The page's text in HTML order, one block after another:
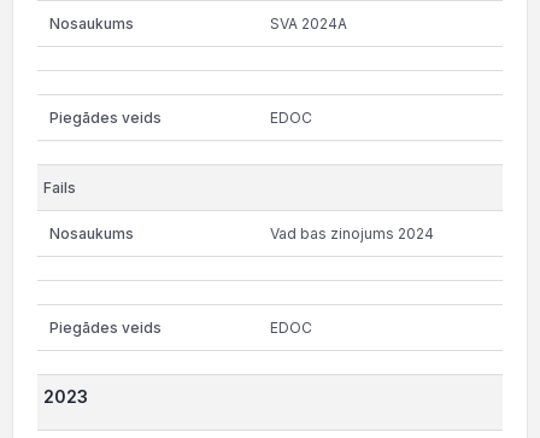
SVA 2024A
EDOC
Vad bas zinojums 2024
EDOC
2023